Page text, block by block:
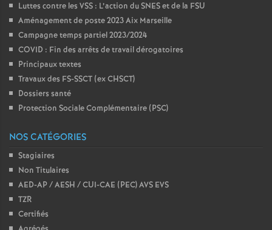
Luttes contre les VSS : L’action du SNES et de la FSU
Aménagement de poste 2023 Aix Marseille
Campagne temps partiel 2023/2024
COVID : Fin des arrêts de travail dérogatoires
Principaux textes
Travaux des FS-SSCT (ex CHSCT)
Dossiers santé
Protection Sociale Complémentaire (PSC)
NOS CATÉGORIES
Stagiaires
Non Titulaires
AED-AP / AESH / CUI-CAE (PEC) AVS EVS
TZR
Certifiés